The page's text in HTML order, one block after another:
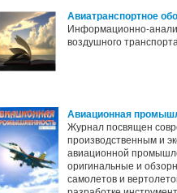
Авиатранспортное
Информационно-
воздушного
Авиационная
Журнал посвящен
производственным и
авиационной
оригинальные и
самолетов и